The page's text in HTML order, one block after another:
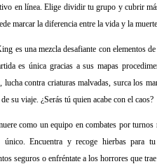
en línea. Elige dividir tu grupo y cubrir
marcar la diferencia entre la vida y la muerte.
es una mezcla desafiante con elementos
es única gracias a sus mapas
lucha contra criaturas malvadas, surca los
su viaje. ¿Serás tú quien acabe con el caos?
como un equipo en combates por
único. Encuentra y recoge hierbas para
seguros o enfréntate a los horrores que trae